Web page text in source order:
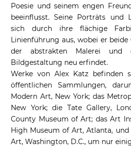
Poesie und seinem engen
beeinflusst. Seine Porträts und
sich durch ihre flächige
Linienführung aus, wobei er
der abstrakten Malerei und
Bildgestaltung neu erfindet.
Werke von Alex Katz befinden
öffentlichen Sammlungen,
Modern Art, New York; das
New York; die Tate Gallery,
County Museum of Art; das Art
High Museum of Art, Atlanta,
Art, Washington, D.C., um nur